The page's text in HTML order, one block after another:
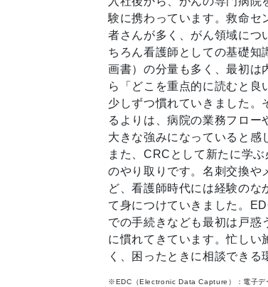
験に携わっています。救命セ
者さんが多く、がん領域につ
ちろん看護師としての基礎知
画書）の分量も多く、最初は
ら「どこを重点的に読むと良
少しずつ慣れていきました。
るよりは、病院の業務フロー
大きな強みになっていると感
また、CRCとして新たに学
のやり取りです。名刺交換や
ど、看護師時代には経験のな
て身につけていきました。
での手続きなども最初は戸惑
に慣れてきています。忙しい
く、困ったときに相談できる
※EDC（Electronic Data Capture）：電子デ